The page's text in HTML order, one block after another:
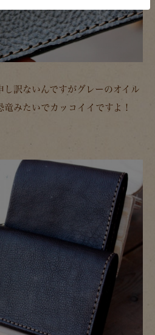
訳ないんですがグレーのオイル
みたいでカッコイイですよ！